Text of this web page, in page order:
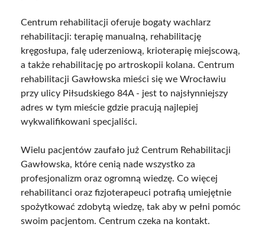
Centrum rehabilitacji oferuje bogaty wachlarz
rehabilitacji: terapię manualną, rehabilitację
kręgosłupa, falę uderzeniową, krioterapię miejscową,
a także rehabilitację po artroskopii kolana. Centrum
rehabilitacji Gawłowska mieści się we Wrocławiu
przy ulicy Piłsudskiego 84A - jest to najsłynniejszy
adres w tym mieście gdzie pracują najlepiej
wykwalifikowani specjaliści.
Wielu pacjentów zaufało już Centrum Rehabilitacji
Gawłowska, które cenią nade wszystko za
profesjonalizm oraz ogromną wiedzę. Co więcej
rehabilitanci oraz fizjoterapeuci potrafią umiejętnie
spożytkować zdobytą wiedzę, tak aby w pełni pomóc
swoim pacjentom. Centrum czeka na kontakt.